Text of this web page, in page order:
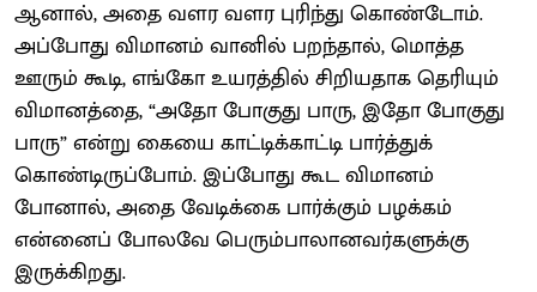
ஆனால், அதை வளர வளர புரிந்து கொண்டோம்.
அப்போது விமானம் வானில் பறந்தால், மொத்த
ஊரும் கூடி, எங்கோ உயரத்தில் சிறியதாக தெரியும்
விமானத்தை, “அதோ போகுது பாரு, இதோ போகுது
பாரு” என்று கையை காட்டிக்காட்டி பார்த்துக்
கொண்டிருப்போம். இப்போது கூட விமானம்
போனால், அதை வேடிக்கை பார்க்கும் பழக்கம்
என்னைப் போலவே பெரும்பாலானவர்களுக்கு
இருக்கிறது.